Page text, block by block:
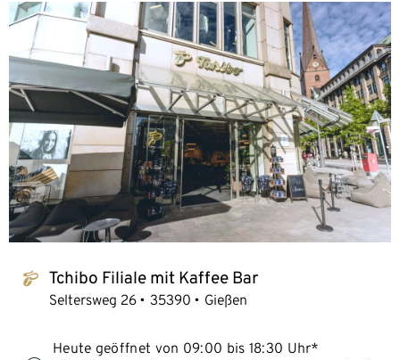
tchibo_logo Tchibo Filiale mit Kaffee Bar
Seltersweg 26 35390 Gießen
Heute geöffnet von 09:00 bis 18:30 Uhr*